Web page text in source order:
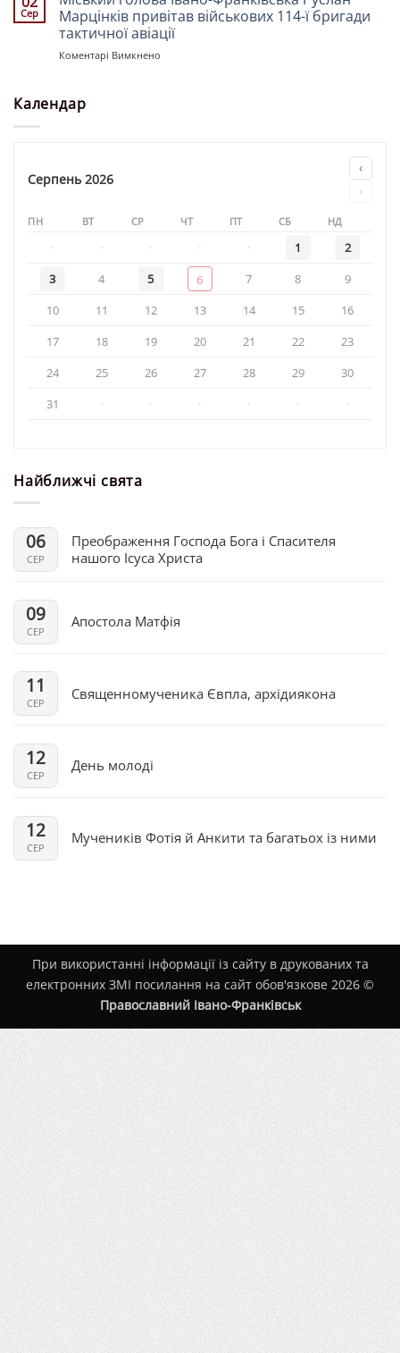
Господа
Бога
Прикарпатського
клінічного
онкологічного
Сер
Марцінків привітав військових 114-ї бригади
тактичної авіації
Коментарі Вимкнено
бригади
Календар
Серпень 2026
‹
›
ПН ВТ СР ЧТ ПТ СБ НД
· · · · · 1
2
3
4 5 6 7 8
9
10
11 12 13 14 15
16
17
18 19 20 21 22
23
24
25 26 27 28 29
30
31
· · · · · ·
Найближчі свята
06
СЕР
Преображення Господа Бога і Спасителя
нашого Ісуса Христа
09
СЕР
Апостола Матфія
11
СЕР
Священномученика Євпла, архідиякона
12
СЕР
День молоді
12
СЕР
Мучеників Фотія й Анкити та багатьох із ними
При використанні інформації із сайту в друкованих та
електронних ЗМІ посилання на сайт обов'язкове 2026 ©
Православний Івано-Франківськ